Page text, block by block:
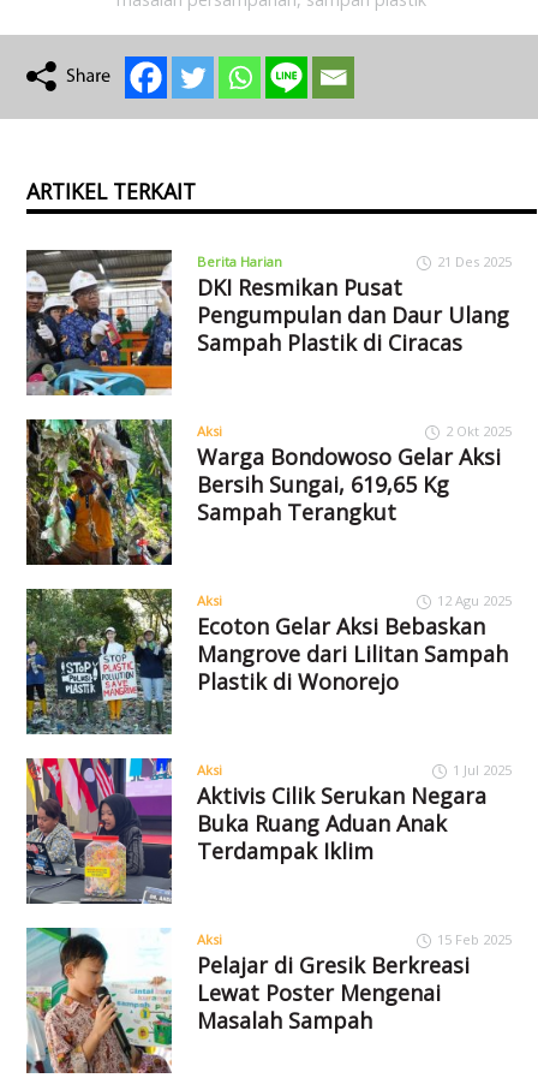
ARTIKEL TERKAIT
Berita Harian 21 Des 2025
DKI Resmikan Pusat
Pengumpulan dan Daur Ulang
Sampah Plastik di Ciracas
Aksi 2 Okt 2025
Warga Bondowoso Gelar Aksi
Bersih Sungai, 619,65 Kg
Sampah Terangkut
Aksi 12 Agu 2025
Ecoton Gelar Aksi Bebaskan
Mangrove dari Lilitan Sampah
Plastik di Wonorejo
Aksi 1 Jul 2025
Aktivis Cilik Serukan Negara
Buka Ruang Aduan Anak
Terdampak Iklim
Aksi 15 Feb 2025
Pelajar di Gresik Berkreasi
Lewat Poster Mengenai
Masalah Sampah